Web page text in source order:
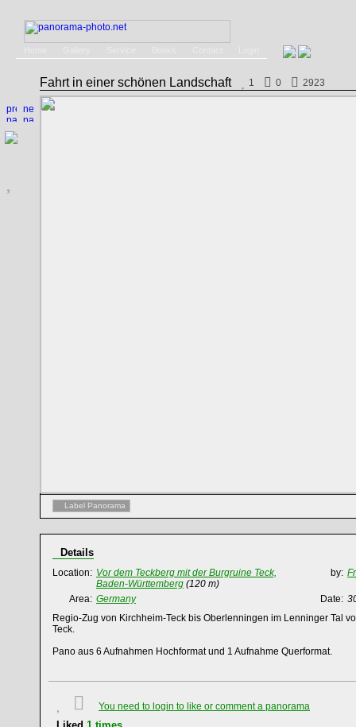
Fahrt in einer schönen Landschaft 1 0 2923
Label Panorama
Details
Location: Vor dem Teckberg mit der Burgruine Teck,
Baden-Württemberg (120 m)
by:
Area: Germany Date:
Regio-Zug von Kirchheim-Teck bis Oberlenningen im Lenninger Tal
Teck.
Pano aus 6 Aufnahmen Hochformat und 1 Aufnahme Querformat.
You need to login to like or comment a panorama